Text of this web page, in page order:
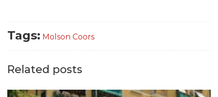
Tags: Molson Coors
Related posts